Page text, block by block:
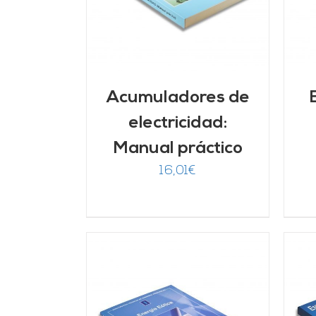
Acumuladores de
electricidad:
Manual práctico
16,01€